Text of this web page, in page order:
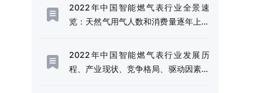
2022年中国智能燃气表行业全景速
览：天然气用气人数和消费量逐年上升
2022年中国智能燃气表行业发展历
程、产业现状、竞争格局、驱动因素及